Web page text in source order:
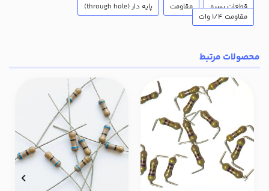
قطعات پسیو
مقاومت
پایه دار (through hole)
مقاومت 1/4 وات
محصولات مرتبط